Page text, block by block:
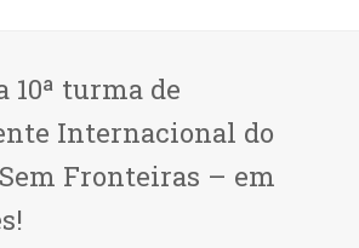
10ª turma de
Internacional do
Fronteiras – em